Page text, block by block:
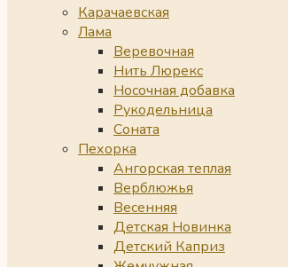
Карачаевская
Лама
Веревочная
Нить Люрекс
Носочная добавка
Рукодельница
Соната
Пехорка
Ангорская теплая
Верблюжья
Весенняя
Детская Новинка
Детский Каприз